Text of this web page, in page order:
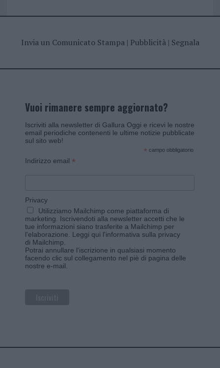
Invia un Comunicato Stampa| Pubblicità| Segnala
Vuoi rimanere sempre aggiornato?
Iscriviti alla newsletter di Gallura Oggi e ricevi le nostre
email periodiche contenenti le ultime notizie pubblicate
sul sito web!
* campo obbligatorio
Indirizzo email *
Privacy
Utilizziamo Mailchimp come piattaforma di
marketing. Iscrivendoti alla newsletter accetti che le
tue informazioni siano trasferite a Mailchimp per
l'elaborazione. Leggi qui l'informativa sulla privacy
di Mailchimp
Potrai annullare l'iscrizione in qualsiasi momento
facendo clic sul collegamento nel piè di pagina delle
nostre e-mail.